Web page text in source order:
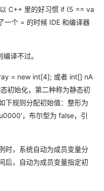
C++ 里的好习惯 if (5 == va
一个 = 的时候 IDE 和编译器
译不过。
= new int[4]; 或者 int[] nA
初始化，第二种称为静态初
下规则分配初始值：整形为
，布尔型为 false，引
时，系统自动为成员变量分
后，自动为成员变量指定初